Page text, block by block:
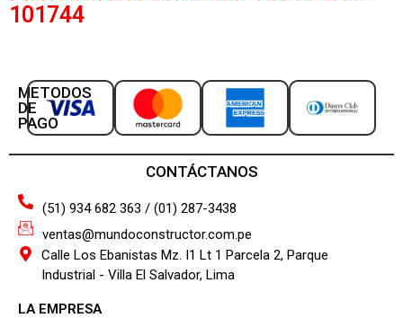
101744
METODOS
DE
PAGO
CONTÁCTANOS
(51) 934 682 363 / (01) 287-3438
ventas@mundoconstructor.com.pe
Calle Los Ebanistas Mz. I1 Lt 1 Parcela 2, Parque
Industrial - Villa El Salvador, Lima
LA EMPRESA